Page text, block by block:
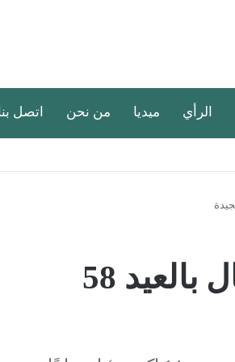
الرأي ميديا من نحن اتصل
المخا: استعدادات واسعة للاحتفال بالعيد 58